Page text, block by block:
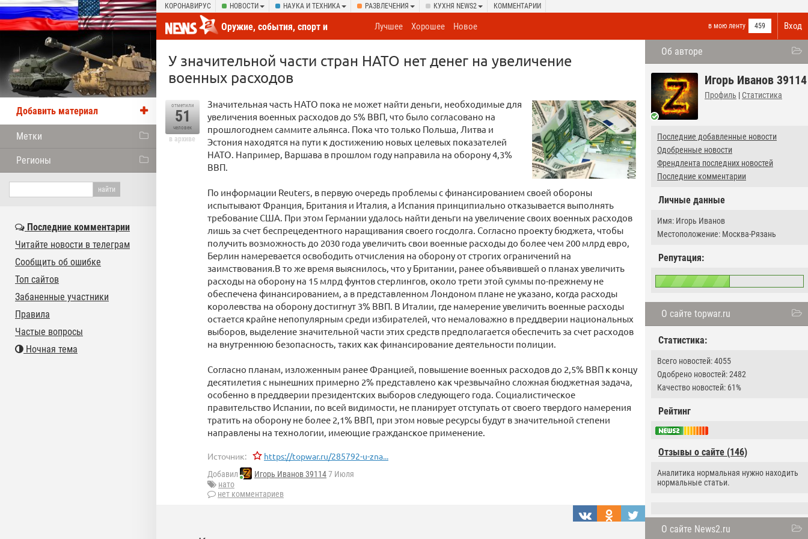
КОРОНАВИРУС НОВОСТИ НАУКА И ТЕХНИКА РАЗВЛЕЧЕНИЯ КУХНЯ NEWS2 КОММЕНТАРИИ
Вход
Оружие, события, спорт и
новости отовсюду
в мою ленту 459
Лучшее Хорошее Новое
Об авторе
Игорь Иванов 39114
Профиль | Статистика
Последние добавленные новости
Одобренные новости
Френдлента последних новостей
Последние комментарии
Личные данные
Имя: Игорь Иванов
Местоположение: Москва-Рязань
Репутация:
О сайте topwar.ru
Статистика:
Всего новостей: 4055
Одобрено новостей: 2482
Качество новостей: 61%
Рейтинг
Отзывы о сайте (146)
Аналитика нормальная нужно находить
нормальные статьи.
О сайте News2.ru
У значительной части стран НАТО нет денег на увеличение
военных расходов
отметили
51
человек
в архиве
Значительная часть НАТО пока не может найти деньги, необходимые для
увеличения военных расходов до 5% ВВП, что было согласовано на
прошлогоднем саммите альянса. Пока что только Польша, Литва и
Эстония находятся на пути к достижению новых целевых показателей
НАТО. Например, Варшава в прошлом году направила на оборону 4,3%
ВВП.
По информации Reuters, в первую очередь проблемы с финансированием своей обороны
испытывают Франция, Британия и Италия, а Испания принципиально отказывается выполнять
требование США. При этом Германии удалось найти деньги на увеличение своих военных расходов
лишь за счет беспрецедентного наращивания своего госдолга. Согласно проекту бюджета, чтобы
получить возможность до 2030 года увеличить свои военные расходы до более чем 200 млрд евро,
Берлин намеревается освободить отчисления на оборону от строгих ограничений на
заимствования.В то же время выяснилось, что у Британии, ранее объявившей о планах увеличить
расходы на оборону на 15 млрд фунтов стерлингов, около трети этой суммы по-прежнему не
обеспечена финансированием, а в представленном Лондоном плане не указано, когда расходы
королевства на оборону достигнут 3% ВВП. В Италии, где намерение увеличить военные расходы
остается крайне непопулярным среди избирателей, что немаловажно в преддверии национальных
выборов, выделение значительной части этих средств предполагается обеспечить за счет расходов
на внутреннюю безопасность, таких как финансирование деятельности полиции.
Согласно планам, изложенным ранее Францией, повышение военных расходов до 2,5% ВВП к концу
десятилетия с нынешних примерно 2% представлено как чрезвычайно сложная бюджетная задача,
особенно в преддверии президентских выборов следующего года. Социалистическое
правительство Испании, по всей видимости, не планирует отступать от своего твердого намерения
тратить на оборону не более 2,1% ВВП, при этом новые ресурсы будут в значительной степени
направлены на технологии, имеющие гражданское применение.
Источник: https://topwar.ru/285792-u-zna...
Добавил Игорь Иванов 391147 Июля
нато
нет комментариев
Добавить материал
Метки
Регионы
Последние комментарии
Читайте новости в телеграм
Сообщить об ошибке
Топ сайтов
Забаненные участники
Правила
Частые вопросы
Ночная тема